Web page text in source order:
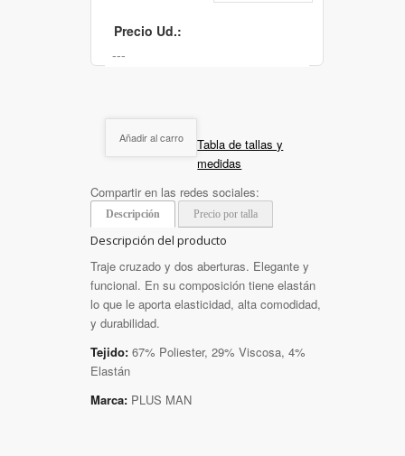
Precio Ud.:
Añadir al carro
Tabla de tallas y
medidas
Compartir en las redes sociales:
Descripción Precio por talla
Descripción del producto
Traje cruzado y dos aberturas. Elegante y
funcional. En su composición tiene elastán
lo que le aporta elasticidad, alta comodidad,
y durabilidad.
Tejido: 67% Poliester, 29% Viscosa, 4%
Elastán
Marca: PLUS MAN